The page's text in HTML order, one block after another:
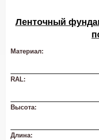
Ленточный
Материал:
RAL:
Высота:
Длина: